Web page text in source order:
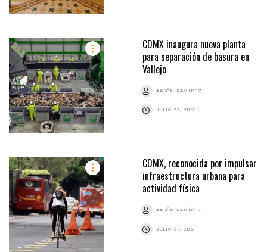
CDMX inaugura nueva planta
para separación de basura en
Vallejo
AARÓN RAMÍREZ
JULIO 27, 2021
CDMX, reconocida por impulsar
infraestructura urbana para
actividad física
AARÓN RAMÍREZ
JULIO 27, 2021